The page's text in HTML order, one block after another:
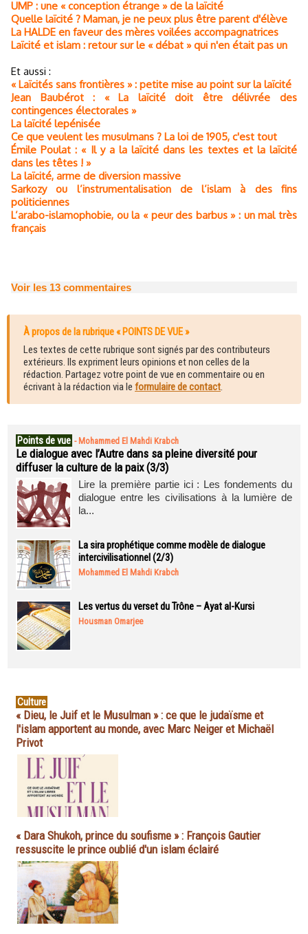
UMP : une « conception étrange » de la laïcité
Quelle laïcité ? Maman, je ne peux plus être parent d'élève
La HALDE en faveur des mères voilées accompagnatrices
Laïcité et islam : retour sur le « débat » qui n'en était pas un
Et aussi :
« Laïcités sans frontières » : petite mise au point sur la laïcité
Jean Baubérot : « La laïcité doit être délivrée des
contingences électorales »
La laïcité lepénisée
Ce que veulent les musulmans ? La loi de 1905, c'est tout
Émile Poulat : « Il y a la laïcité dans les textes et la laïcité
dans les têtes ! »
La laïcité, arme de diversion massive
Sarkozy ou l’instrumentalisation de l’islam à des fins
politiciennes
L’arabo-islamophobie, ou la « peur des barbus » : un mal très
français
Voir les 13 commentaires
À propos de la rubrique « POINTS DE VUE »
Les textes de cette rubrique sont signés par des contributeurs
extérieurs. Ils expriment leurs opinions et non celles de la
rédaction. Partagez votre point de vue en commentaire ou en
écrivant à la rédaction via le formulaire de contact.
Points de vue - Mohammed El Mahdi Krabch
Le dialogue avec l’Autre dans sa pleine diversité pour
diffuser la culture de la paix (3/3)
Lire la première partie ici : Les fondements du
dialogue entre les civilisations à la lumière de
la...
La sira prophétique comme modèle de dialogue
intercivilisationnel (2/3)
Mohammed El Mahdi Krabch
Les vertus du verset du Trône – Ayat al-Kursi
Housman Omarjee
Culture
« Dieu, le Juif et le Musulman » : ce que le judaïsme et
l'islam apportent au monde, avec Marc Neiger et Michaël
Privot
« Dara Shukoh, prince du soufisme » : François Gautier
ressuscite le prince oublié d'un islam éclairé